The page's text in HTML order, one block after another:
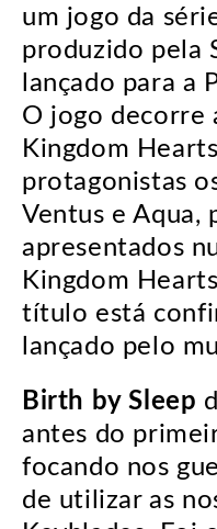
um jogo da
produzido pela
lançado para a
O jogo decorre
Kingdom
protagonistas
Ventus e Aqua,
apresentados
Kingdom
título está
lançado pelo
Birth by Sleep
antes do
focando nos
de utilizar as